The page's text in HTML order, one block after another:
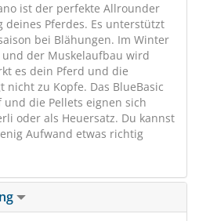
ist der perfekte Allrounder
Pferdes. Es unterstützt
bei Blähungen. Im Winter
und der Muskelaufbau wird
es dein Pferd und die
nicht zu Kopfe. Das BlueBasic
die Pellets eignen sich
oder als Heuersatz. Du kannst
Aufwand etwas richtig